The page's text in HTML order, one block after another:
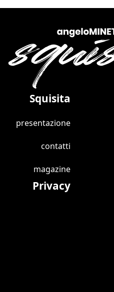
Squisita
presentazione
contatti
magazine
Privacy